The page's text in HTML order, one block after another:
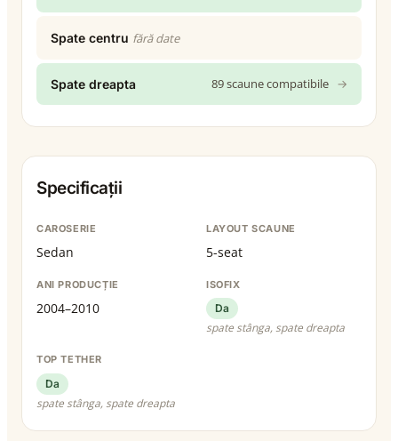
Spate centru fără date
Spate dreapta 89 scaune compatibile →
Specificații
CAROSERIE
Sedan
LAYOUT SCAUNE
5-seat
ANI PRODUCȚIE
2004–2010
ISOFIX
Da
spate stânga, spate dreapta
TOP TETHER
Da
spate stânga, spate dreapta